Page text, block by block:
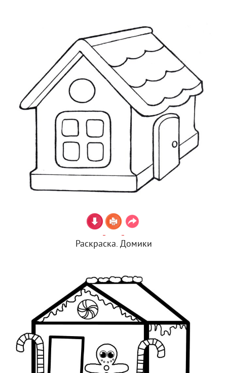
Раскраска. Домики